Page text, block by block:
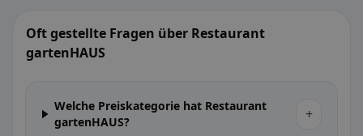
Oft gestellte Fragen über Restaurant
gartenHAUS
Welche Preiskategorie hat Restaurant
gartenHAUS?
+